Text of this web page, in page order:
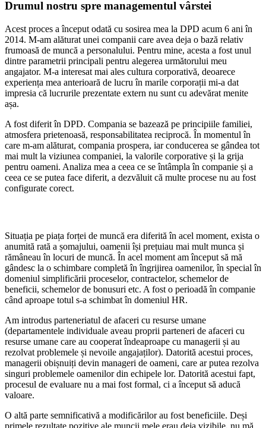
Drumul nostru spre managementul vârstei
Acest proces a început odată cu sosirea mea la DPD acum 6 ani în
2014. M-am alăturat unei companii care avea deja o bază relativ
frumoasă de muncă a personalului. Pentru mine, acesta a fost unul
dintre parametrii principali pentru alegerea următorului meu
angajator. M-a interesat mai ales cultura corporativă, deoarece
experiența mea anterioară de lucru în marile corporații mi-a dat
impresia că lucrurile prezentate extern nu sunt cu adevărat menite
așa.
A fost diferit în DPD. Compania se bazează pe principiile familiei,
atmosfera prietenoasă, responsabilitatea reciprocă. În momentul în
care m-am alăturat, compania prospera, iar conducerea se gândea tot
mai mult la viziunea companiei, la valorile corporative și la grija
pentru oameni. Analiza mea a ceea ce se întâmpla în companie și a
ceea ce se putea face diferit, a dezvăluit că multe procese nu au fost
configurate corect.
Situația pe piața forței de muncă era diferită în acel moment, exista o
anumită rată a șomajului, oamenii își prețuiau mai mult munca și
rămâneau în locuri de muncă. În acel moment am început să mă
gândesc la o schimbare completă în îngrijirea oamenilor, în special în
domeniul simplificării proceselor, contractelor, schemelor de
beneficii, schemelor de bonusuri etc. A fost o perioadă în companie
când aproape totul s-a schimbat în domeniul HR.
Am introdus parteneriatul de afaceri cu resurse umane
(departamentele individuale aveau proprii parteneri de afaceri cu
resurse umane care au cooperat îndeaproape cu managerii și au
rezolvat problemele și nevoile angajaților). Datorită acestui proces,
managerii obișnuiți devin manageri de oameni, care ar putea rezolva
singuri problemele oamenilor din echipele lor. Datorită acestui fapt,
procesul de evaluare nu a mai fost formal, ci a început să aducă
valoare.
O altă parte semnificativă a modificărilor au fost beneficiile. Deși
primele rezultate pozitive ale muncii mele erau deja vizibile, nu mă